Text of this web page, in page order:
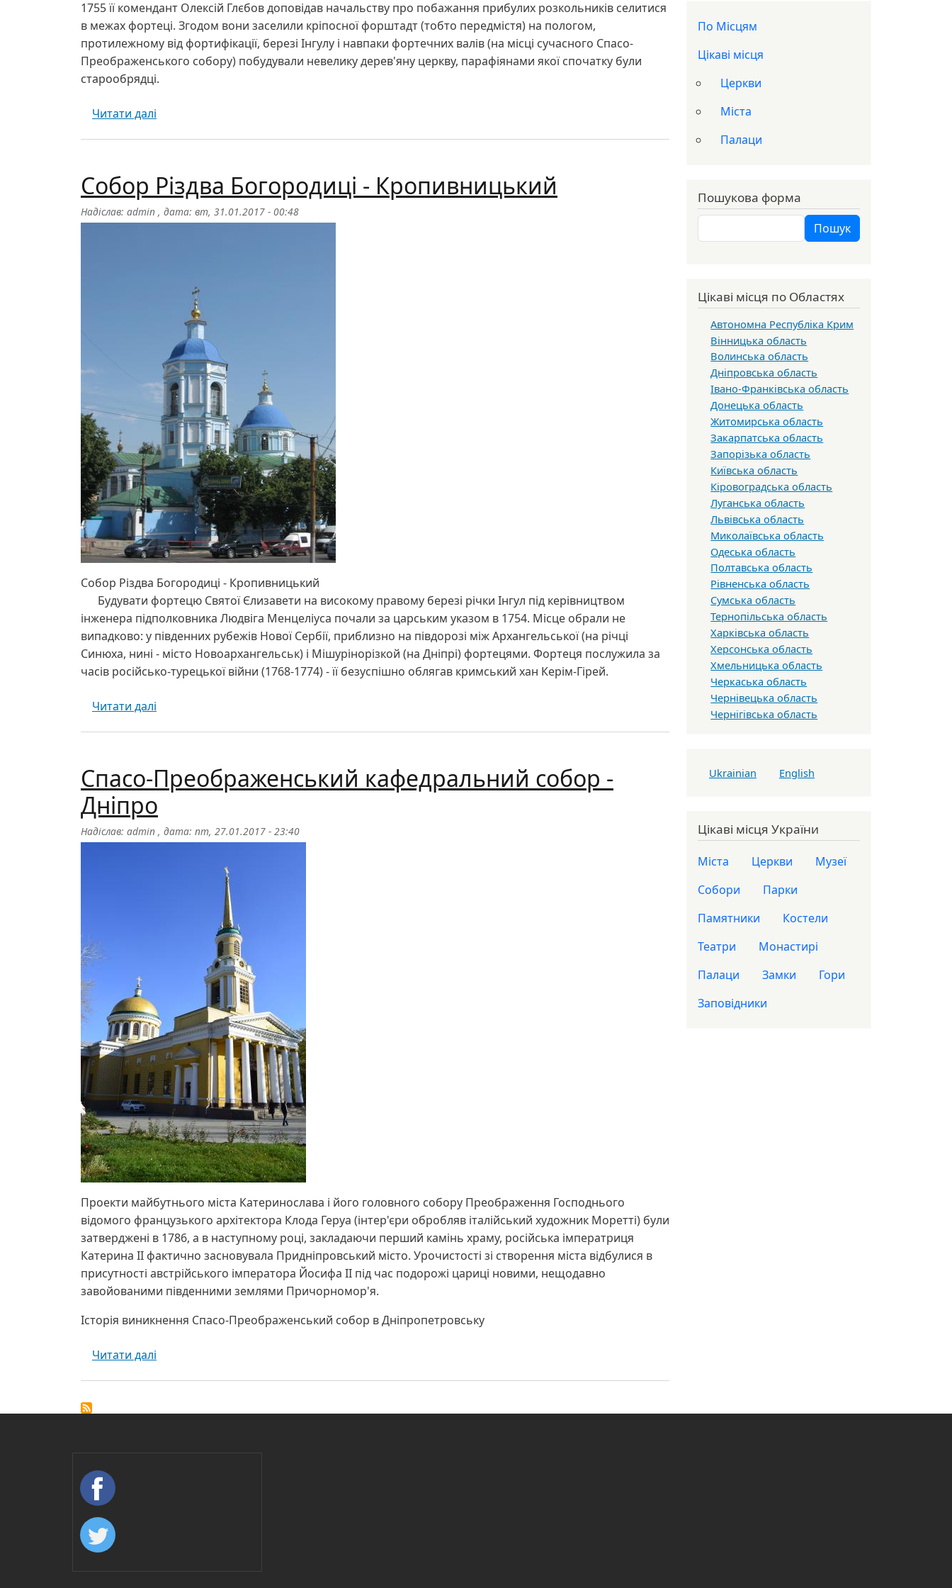
1755 її комендант Олексій Глєбов доповідав начальству про побажання прибулих розкольників селитися
в межах фортеці. Згодом вони заселили кріпосної форштадт (тобто передмістя) на пологом,
протилежному від фортифікації, березі Інгулу і навпаки фортечних валів (на місці сучасного Спасо-
Преображенського собору) побудували невелику дерев'яну церкву, парафіянами якої спочатку були
старообрядці.
Читати далі
Собор Різдва Богородиці - Кропивницький
Надіслав: admin , дата: вт, 31.01.2017 - 00:48
Собор Різдва Богородиці - Кропивницький
Будувати фортецю Святої Єлизавети на високому правому березі річки Інгул під керівництвом
інженера підполковника Людвіга Менцеліуса почали за царським указом в 1754. Місце обрали не
випадково: у південних рубежів Нової Сербії, приблизно на півдорозі між Архангельської (на річці
Синюха, нині - місто Новоархангельськ) і Мішурінорізкой (на Дніпрі) фортецями. Фортеця послужила за
часів російсько-турецької війни (1768-1774) - її безуспішно облягав кримський хан Керім-Гірей.
Читати далі
Спасо-Преображенський кафедральний собор -
Дніпро
Надіслав: admin , дата: пт, 27.01.2017 - 23:40
Проекти майбутнього міста Катеринослава і його головного собору Преображення Господнього
відомого французького архітектора Клода Геруа (інтер'єри обробляв італійський художник Моретті) були
затверджені в 1786, а в наступному році, закладаючи перший камінь храму, російська імператриця
Катерина ІІ фактично засновувала Придніпровський місто. Урочистості зі створення міста відбулися в
присутності австрійського імператора Йосифа ІІ під час подорожі цариці новими, нещодавно
завойованими південними землями Причорномор'я.
Історія виникнення Спасо-Преображенський собор в Дніпропетровську
Читати далі
По Місцям
Цікаві місця
Церкви
Міста
Палаци
Пошукова форма
Пошук Пошук
Цікаві місця по Областях
Автономна Республіка Крим
Вінницька область
Волинська область
Дніпровська область
Івано-Франківська область
Донецька область
Житомирська область
Закарпатська область
Запорізька область
Київська область
Кіровоградська область
Луганська область
Львівська область
Миколаївська область
Одеська область
Полтавська область
Рівненська область
Сумська область
Тернопільська область
Харківська область
Херсонська область
Хмельницька область
Черкаська область
Чернівецька область
Чернігівська область
Ukrainian English
Цікаві місця України
Міста Церкви
Музеї
Собори
Парки
Памятники
Костели
Театри
Монастирі
Палаци
Замки
Гори
Заповідники